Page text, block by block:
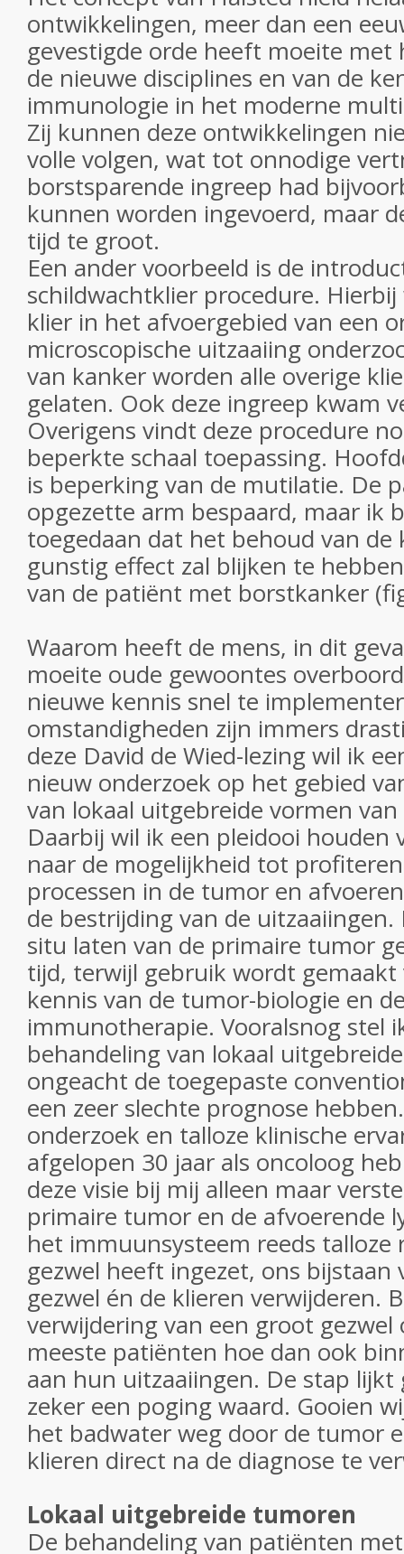
ontwikkelingen, meer dan een
gevestigde orde heeft moeite
de nieuwe disciplines en van de
immunologie in het moderne
Zij kunnen deze ontwikkelingen
volle volgen, wat tot onnodige
borstsparende ingreep had
kunnen worden ingevoerd, maar
tijd te groot.
Een ander voorbeeld is de
schildwachtklier procedure.
klier in het afvoergebied van een
microscopische uitzaaiing
van kanker worden alle overige
gelaten. Ook deze ingreep kwam
Overigens vindt deze procedure
beperkte schaal toepassing.
is beperking van de mutilatie. De
opgezette arm bespaard, maar ik
toegedaan dat het behoud van de
gunstig effect zal blijken te
van de patiënt met borstkanker
Waarom heeft de mens, in dit
moeite oude gewoontes
nieuwe kennis snel te
omstandigheden zijn immers
deze David de Wied-lezing wil ik
nieuw onderzoek op het gebied
van lokaal uitgebreide vormen van
Daarbij wil ik een pleidooi houden
naar de mogelijkheid tot
processen in de tumor en
de bestrijding van de
situ laten van de primaire tumor
tijd, terwijl gebruik wordt gemaakt
kennis van de tumor-biologie en
immunotherapie. Vooralsnog stel
behandeling van lokaal
ongeacht de toegepaste
een zeer slechte prognose
onderzoek en talloze klinische
afgelopen 30 jaar als oncoloog
deze visie bij mij alleen maar
primaire tumor en de afvoerende
het immuunsysteem reeds talloze
gezwel heeft ingezet, ons bijstaan
gezwel én de klieren verwijderen.
verwijdering van een groot gezwel
meeste patiënten hoe dan ook
aan hun uitzaaiingen. De stap
zeker een poging waard. Gooien
het badwater weg door de tumor
klieren direct na de diagnose te
Lokaal uitgebreide tumoren
De behandeling van patiënten